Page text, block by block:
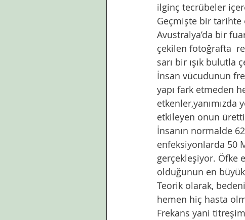
ilginç tecrübeler
Geçmişte bir tarihte
Avustralya’da bir
çekilen fotoğrafta
sarı bir ışık bulutla
İnsan vücudunun
yapı fark etmeden
etkileyen onun
İnsanın normalde
enfeksiyonlarda 50
gerçekleşiyor. Öfke
olduğunun en
Teorik olarak,
hemen hiç hasta
Frekans yani